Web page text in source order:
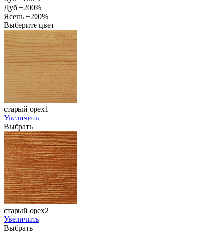
Дуб +200%
Ясень +200%
Выберите цвет
старый орех1
Увеличить
Выбрать
старый орех2
Увеличить
Выбрать